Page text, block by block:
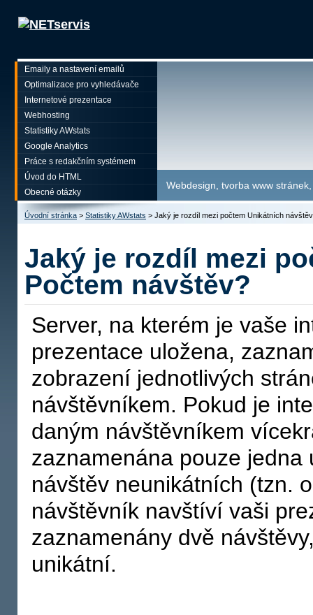
Jaký je rozdíl mezi
Počtem návštěv?
Server, na kterém je vaše
prezentace uložena,
zobrazení jednotlivých
návštěvníkem. Pokud je
daným návštěvníkem
zaznamenána pouze
návštěv neunikátních (tzn.
návštěvník navštíví vaši
zaznamenány dvě
unikátní.
Úvodní stránka > Statistiky AWstats > Jaký je rozdíl mezi počtem Unikátních
Emaily a nastavení emailů
Optimalizace pro vyhledávače
Internetové prezentace
Webhosting
Statistiky AWstats
Google Analytics
Práce s redakčním systémem
Úvod do HTML
Obecné otázky
Webdesign, tvorba www